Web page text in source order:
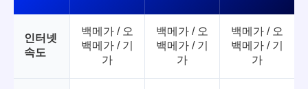
인터넷
속도
백메가 / 오
백메가 / 기
가
백메가 / 오
백메가 / 기
가
백메가 / 오
백메가 / 기
가